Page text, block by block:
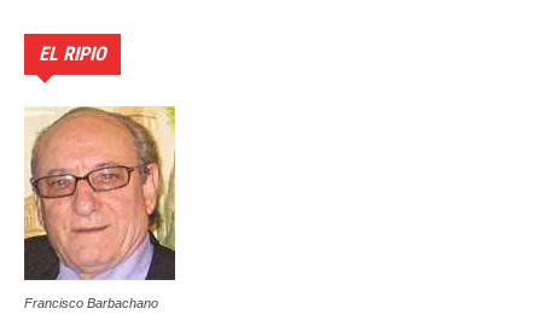
EL RIPIO
Francisco Barbachano